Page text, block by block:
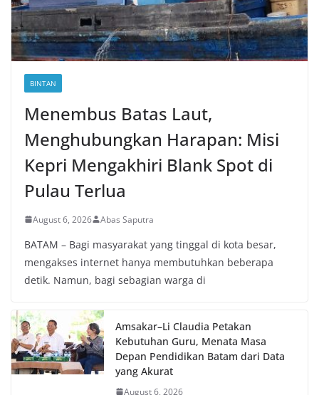
BINTAN
Menembus Batas Laut,
Menghubungkan Harapan: Misi
Kepri Mengakhiri Blank Spot di
Pulau Terlua
August 6, 2026 Abas Saputra
BATAM – Bagi masyarakat yang tinggal di kota besar,
mengakses internet hanya membutuhkan beberapa
detik. Namun, bagi sebagian warga di
Amsakar–Li Claudia Petakan
Kebutuhan Guru, Menata Masa
Depan Pendidikan Batam dari Data
yang Akurat
August 6, 2026